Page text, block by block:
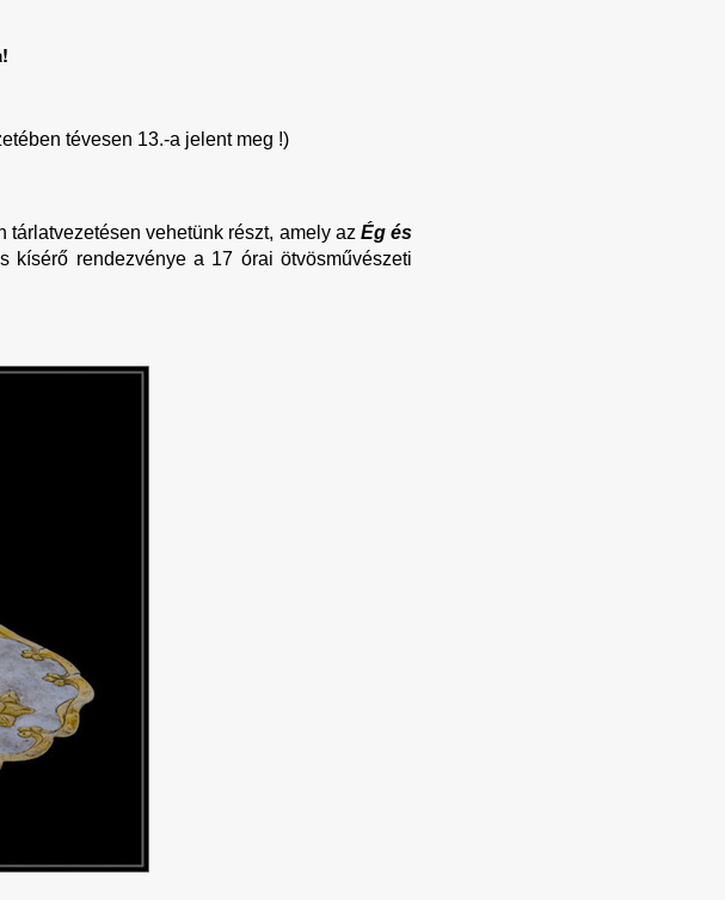
tévesen 13.-a jelent meg !)
vehetünk részt, amely az Ég és
kísérő rendezvénye a 17 órai ötvösművészeti